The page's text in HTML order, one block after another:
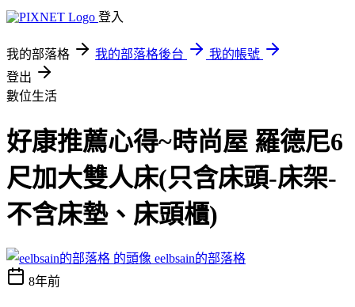
登入
我的部落格 我的部落格後台
我的帳號
登出
數位生活
好康推薦心得~時尚屋 羅德尼6
尺加大雙人床(只含床頭-床架-
不含床墊、床頭櫃)
eelbsain的部落格
8年前